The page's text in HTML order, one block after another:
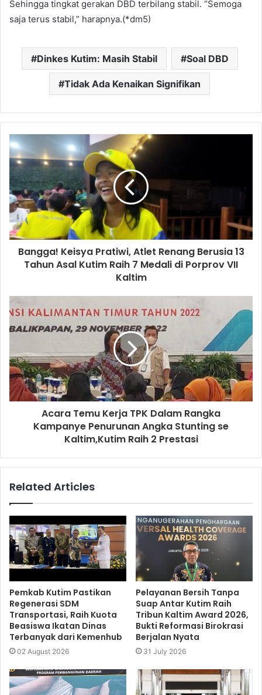
Sehingga tingkat gerakan DBD terbilang stabil. “Semoga
saja terus stabil,” harapnya.(*dm5)
Dinkes Kutim: Masih Stabil Soal DBD
Tidak Ada Kenaikan Signifikan
Bangga! Keisya Pratiwi, Atlet Renang Berusia 13
Tahun Asal Kutim Raih 7 Medali di Porprov VII
Kaltim
Acara Temu Kerja TPK Dalam Rangka
Kampanye Penurunan Angka Stunting se
Kaltim,Kutim Raih 2 Prestasi
Related Articles
Pemkab Kutim Pastikan
Regenerasi SDM
Transportasi, Raih Kuota
Beasiswa Ikatan Dinas
Terbanyak dari Kemenhub
02 August 2026
Pelayanan Bersih Tanpa
Suap Antar Kutim Raih
Tribun Kaltim Award 2026,
Bukti Reformasi Birokrasi
Berjalan Nyata
31 July 2026